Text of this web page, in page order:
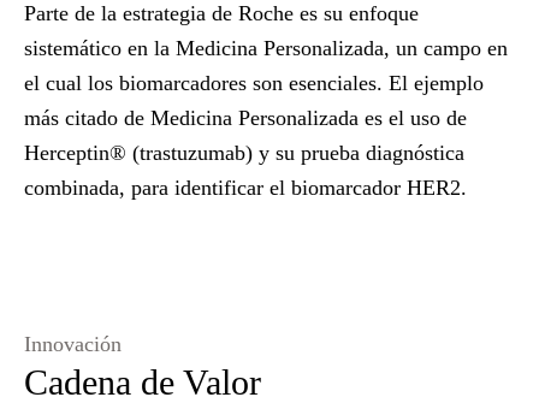
Parte de la estrategia de Roche es su enfoque
sistemático en la Medicina Personalizada, un campo en
el cual los biomarcadores son esenciales. El ejemplo
más citado de Medicina Personalizada es el uso de
Herceptin® (trastuzumab) y su prueba diagnóstica
combinada, para identificar el biomarcador HER2.
Innovación
Cadena de Valor